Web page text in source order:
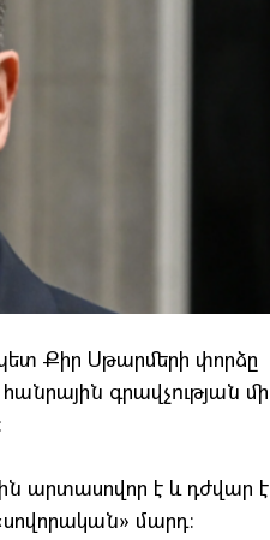
Քիր Սթարմերի փորձը
գրավչության մի
արտասովոր է և դժվար է
մարդ։